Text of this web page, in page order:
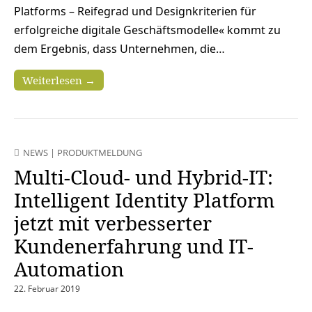
Platforms – Reifegrad und Designkriterien für
erfolgreiche digitale Geschäftsmodelle« kommt zu
dem Ergebnis, dass Unternehmen, die…
Weiterlesen →
NEWS | PRODUKTMELDUNG
Multi-Cloud- und Hybrid-IT:
Intelligent Identity Platform
jetzt mit verbesserter
Kundenerfahrung und IT-
Automation
22. Februar 2019